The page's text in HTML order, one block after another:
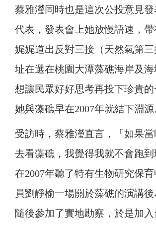
蔡雅瀅同時也是這次公投意見
代表，發表會上她放慢語速，
娓娓道出反對三接（天然氣第
址在選在桃園大潭藻礁海岸及海
想讓民眾好好思考再投下珍貴
她與藻礁早在2007年就結下淵源
受訪時，蔡雅瀅直言，「如果
去看藻礁，我覺得我就不會跑
在2007年聽了特有生物研究保
員劉靜榆一場關於藻礁的演講後
隨後參加了實地勘察，於是加